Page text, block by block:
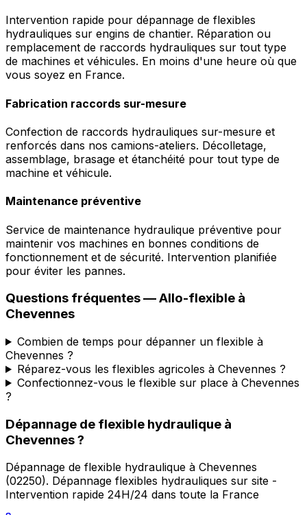
Intervention rapide pour dépannage de flexibles
hydrauliques sur engins de chantier. Réparation ou
remplacement de raccords hydrauliques sur tout type
de machines et véhicules. En moins d'une heure où que
vous soyez en France.
Fabrication raccords sur-mesure
Confection de raccords hydrauliques sur-mesure et
renforcés dans nos camions-ateliers. Décolletage,
assemblage, brasage et étanchéité pour tout type de
machine et véhicule.
Maintenance préventive
Service de maintenance hydraulique préventive pour
maintenir vos machines en bonnes conditions de
fonctionnement et de sécurité. Intervention planifiée
pour éviter les pannes.
Questions fréquentes —Allo-flexible à
Chevennes
Combien de temps pour dépanner un flexible à
Chevennes ?
Réparez-vous les flexibles agricoles à Chevennes ?
Confectionnez-vous le flexible sur place à Chevennes
?
Dépannage de flexible hydraulique à
Chevennes?
Dépannage de flexible hydraulique à Chevennes
(02250). Dépannage flexibles hydrauliques sur site -
Intervention rapide 24H/24 dans toute la France